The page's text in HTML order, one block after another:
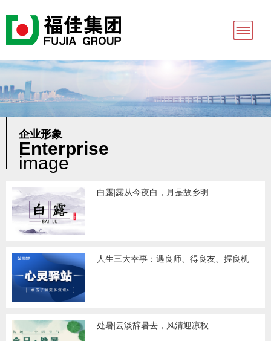
企业形象
Enterprise
image
白露|露从今夜白，月是故乡明
人生三大幸事：遇良师、得良友、握良机
处暑|云淡辞暑去，风清迎凉秋